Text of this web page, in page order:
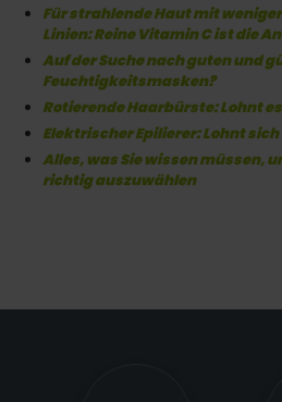
Für strahlende Haut mit
Linien: Reine Vitamin C ist die
Auf der Suche nach guten und
Feuchtigkeitsmasken?
Rotierende Haarbürste: Lohnt
Elektrischer Epilierer: Lohnt sich
Alles, was Sie wissen müssen,
richtig auszuwählen